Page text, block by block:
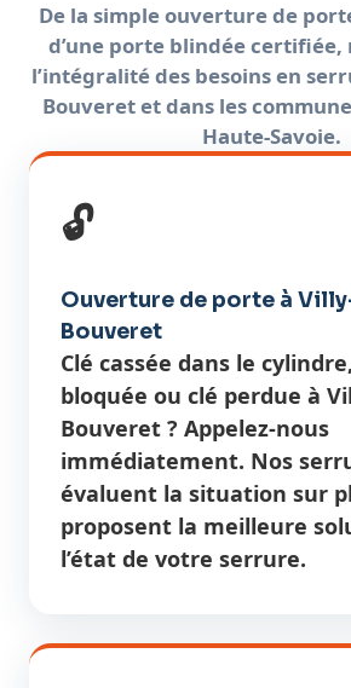
De la simple ouverture de
d’une porte blindée certifiée,
l’intégralité des besoins en
Bouveret et dans les
Haute-Savoie.
🔓
Ouverture de porte à
Bouveret
Clé cassée dans le
bloquée ou clé perdue à
Bouveret ? Appelez-nous
immédiatement. Nos
évaluent la situation sur
proposent la meilleure
l’état de votre serrure.